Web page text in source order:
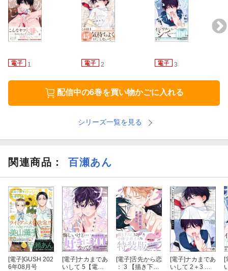
1 2 3
配信中の6巻を買い物かごに入れる
シリーズ一覧を見る
関連商品 ： 百瀬あん
[電子]GUSH 202
6年08月号
[電子]ナカまであ
いして 5【電子
[電子]舌先から恋
： 3 【描き下ろ
[電子]ナカまであ
いして 2＋3 特
[